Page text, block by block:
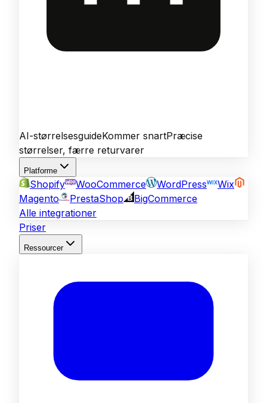
AI-størrelsesguideKommer snartPræcise
størrelser, færre returvarer
Platforme
Shopify WooCommerce WordPress
Wix
Magento
PrestaShop
BigCommerce
Alle integrationer
Priser
Ressourcer